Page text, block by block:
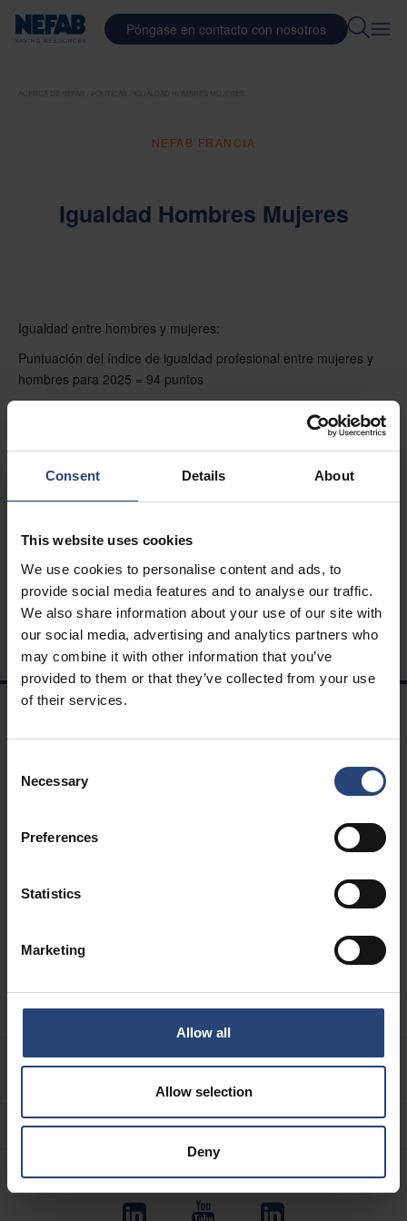
Consent Details About
This website uses cookies
We use cookies to personalise content and ads, to
provide social media features and to analyse our traffic.
We also share information about your use of our site with
our social media, advertising and analytics partners who
may combine it with other information that you’ve
provided to them or that they’ve collected from your use
of their services.
Selection
Necessary
Preferences
Statistics
Marketing
Allow all
Allow selection
Deny
Póngase en contacto con nosotros
NEFAB FRANCIA
ACERCA DE NEFAB POLÍTICAS IGUALDAD HOMBRES MUJERES
Igualdad Hombres Mujeres
Igualdad entre hombres y mujeres:
Puntuación del índice de igualdad profesional entre mujeres y
hombres para 2025 = 94 puntos
- Indicador relativo al índice de incrementos individuales = 35
maternidad = 15 puntos
- indicador relativo al número de asalariados del mismo sexo
que figuran entre los 10 asalariados que perciben las
remuneraciones más elevadas = 5 puntos
Soit un total de 93 sur 100
NAVEGACIÓN
Carreras profesionales
Denuncia de irregularidades
Abastecimiento
ACERCA DE